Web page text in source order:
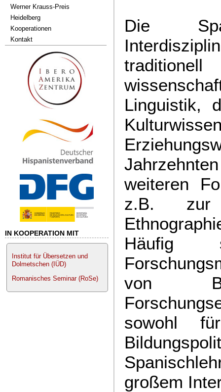
Werner Krauss-Preis
Heidelberg
Kooperationen
Kontakt
IN KOOPERATION MIT
Institut für Übersetzen und
Dolmetschen (IÜD)
Romanisches Seminar (RoSe)
Die
Linguistik,
weiteren
z.B. zur
Häufig
von
sowohl
großem